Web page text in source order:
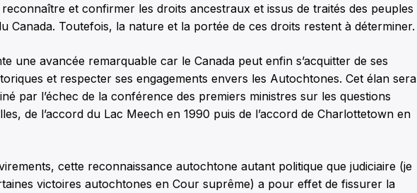
et confirmer les droits ancestraux et issus de traités des peuples
Canada. Toutefois, la nature et la portée de ces droits restent à déterminer.
une avancée remarquable car le Canada peut enfin s’acquitter de ses
et respecter ses engagements envers les Autochtones. Cet élan sera
par l’échec de la conférence des premiers ministres sur les questions
de l’accord du Lac Meech en 1990 puis de l’accord de Charlottetown en
cette reconnaissance autochtone autant politique que judiciaire (je
victoires autochtones en Cour suprême) a pour effet de fissurer la